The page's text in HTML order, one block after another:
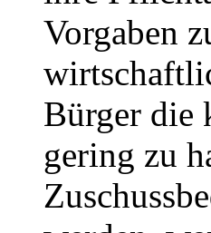
Vorgaben
Bürger die
gering zu